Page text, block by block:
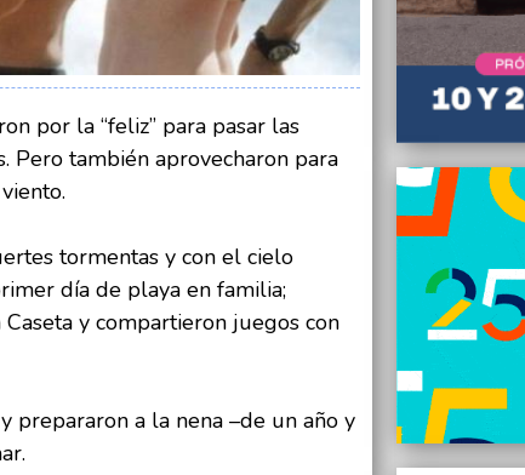
por la “feliz” para pasar las
Pero también aprovecharon para
tormentas y con el cielo
día de playa en familia;
y compartieron juegos con
prepararon a la nena –de un año y